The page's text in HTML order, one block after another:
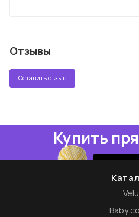
Отзывы
Оставить отзыв
Купить
Baby